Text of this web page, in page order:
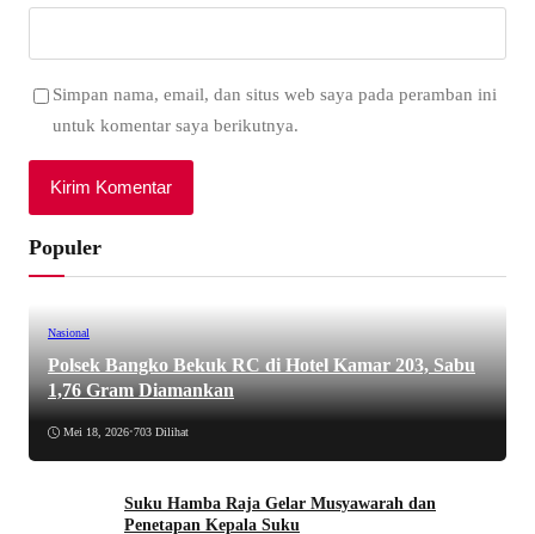
Simpan nama, email, dan situs web saya pada peramban ini
untuk komentar saya berikutnya.
Populer
Nasional
Polsek Bangko Bekuk RC di Hotel Kamar 203, Sabu
1,76 Gram Diamankan
Mei 18, 2026•703 Dilihat
Suku Hamba Raja Gelar Musyawarah dan
Penetapan Kepala Suku